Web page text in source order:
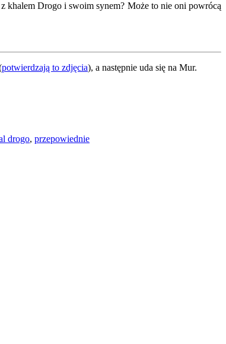
khalem Drogo i swoim synem? Może to nie oni powrócą
potwierdzają to zdjęcia), a następnie uda się na Mur.
drogo, przepowiednie